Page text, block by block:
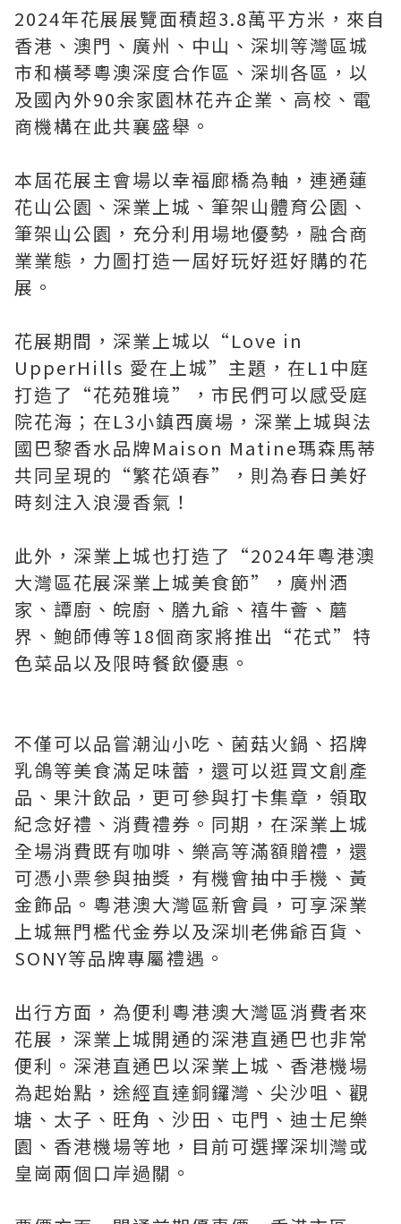
2024年花展展覽面積超3.8萬平方米，來自
香港、澳門、廣州、中山、深圳等灣區城
市和橫琴粵澳深度合作區、深圳各區，以
及國內外90余家園林花卉企業、高校、電
商機構在此共襄盛舉。
本屆花展主會場以幸福廊橋為軸，連通蓮
花山公園、深業上城、筆架山體育公園、
筆架山公園，充分利用場地優勢，融合商
業業態，力圖打造一屆好玩好逛好購的花
展。
花展期間，深業上城以“Love in
UpperHills 愛在上城”主題，在L1中庭
打造了“花苑雅境”，市民們可以感受庭
院花海；在L3小鎮西廣場，深業上城與法
國巴黎香水品牌Maison Matine瑪森馬蒂
共同呈現的“繁花頌春”，則為春日美好
時刻注入浪漫香氣！
此外，深業上城也打造了“2024年粵港澳
大灣區花展深業上城美食節”，廣州酒
家、譚廚、皖廚、膳九爺、禧牛薈、蘑
界、鮑師傅等18個商家將推出“花式”特
色菜品以及限時餐飲優惠。
不僅可以品嘗潮汕小吃、菌菇火鍋、招牌
乳鴿等美食滿足味蕾，還可以逛買文創產
品、果汁飲品，更可參與打卡集章，領取
紀念好禮、消費禮券。同期，在深業上城
全場消費既有咖啡、樂高等滿額贈禮，還
可憑小票參與抽獎，有機會抽中手機、黃
金飾品。粵港澳大灣區新會員，可享深業
上城無門檻代金券以及深圳老佛爺百貨、
SONY等品牌專屬禮遇。
出行方面，為便利粵港澳大灣區消費者來
花展，深業上城開通的深港直通巴也非常
便利。深港直通巴以深業上城、香港機場
為起始點，途經直達銅鑼灣、尖沙咀、觀
塘、太子、旺角、沙田、屯門、迪士尼樂
園、香港機場等地，目前可選擇深圳灣或
皇崗兩個口岸過關。